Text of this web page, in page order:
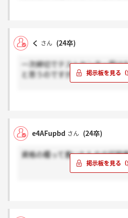
く さん (24卒)
一次締切でテストセンター受け
と思うのですが、結果届いてま
e4AFupbd さん (24卒)
資格の欄って書いたものの証明